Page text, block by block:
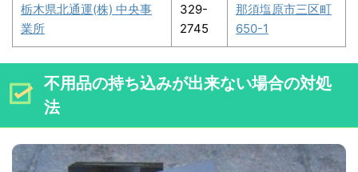
栃木県北通運(株) 中央事
業所
329-
2745
那須塩原市三区町
650-1
不用品の持ち込みが出来ない場合の対処
法